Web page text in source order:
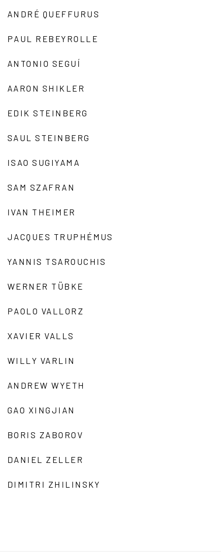
ANDRÉ QUEFFURUS
PAUL REBEYROLLE
ANTONIO SEGUÍ
AARON SHIKLER
EDIK STEINBERG
SAUL STEINBERG
ISAO SUGIYAMA
SAM SZAFRAN
IVAN THEIMER
JACQUES TRUPHÉMUS
YANNIS TSAROUCHIS
WERNER TÜBKE
PAOLO VALLORZ
XAVIER VALLS
WILLY VARLIN
ANDREW WYETH
GAO XINGJIAN
BORIS ZABOROV
DANIEL ZELLER
DIMITRI ZHILINSKY